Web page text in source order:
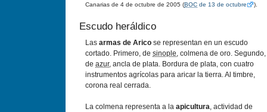
Canarias de 4 de octubre de 2005 (BOC de 13 de octubre ).
Escudo heráldico
Las armas de Arico se representan en un escudo
cortado. Primero, de sinople, colmena de oro. Segundo,
de azur, ancla de plata. Bordura de plata, con cuatro
instrumentos agrícolas para aricar la tierra. Al timbre,
corona real cerrada.
La colmena representa a la apicultura, actividad de